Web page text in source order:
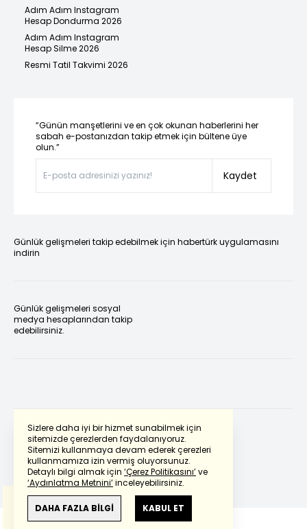
Sizlere daha iyi bir hizmet sunabilmek için
sitemizde çerezlerden faydalanıyoruz.
Sitemizi kullanmaya devam ederek çerezleri
kullanmamıza izin vermiş oluyorsunuz.
Detaylı bilgi almak için ‘Çerez Politikasını’ve
‘Aydınlatma Metnini’inceleyebilirsiniz.
DAHA FAZLA BİLGİ KABUL ET
Adım Adım Instagram
Hesap Dondurma 2026
Adım Adım Instagram
Hesap Silme 2026
Resmi Tatil Takvimi 2026
“Günün manşetlerini ve en çok okunan haberlerini her
sabah e-postanızdan takip etmek için bültene üye
olun.”
Kaydet
Günlük gelişmeleri takip edebilmek için habertürk uygulamasını
indirin
Günlük gelişmeleri sosyal
medya hesaplarından takip
edebilirsiniz.
Powered by Translate
Bu çevirideGoogle Transletekullanılmıştır.
Anlam ve çeviri hatalarından
haberturk.com
sorumlu değildir.